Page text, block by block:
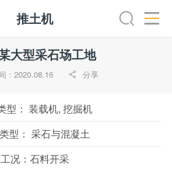
推土机
机 平地机 装载机
大型采石场工地
：2020.08.16  分享
型： 装载机, 挖掘机
型： 采石与混凝土
工况： 石料开采